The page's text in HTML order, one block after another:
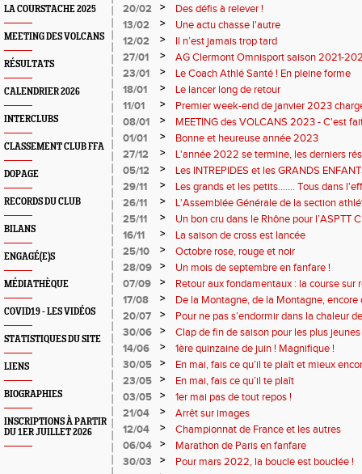
LA COURSTACHE 2025
MEETING DES VOLCANS
RÉSULTATS
CALENDRIER 2026
INTERCLUBS
CLASSEMENT CLUB FFA
DOPAGE
RECORDS DU CLUB
BILANS
ENGAGÉ(E)S
MÉDIATHÈQUE
COVID19 - LES VIDÉOS
STATISTIQUES DU SITE
LIENS
BIOGRAPHIES
INSCRIPTIONS À PARTIR
DU 1ER JUILLET 2026
20/02
>
Des défis à relever !
13/02
>
Une actu chasse l'autre
12/02
>
Il n’est jamais trop tard
27/01
>
AG Clermont Omnisport saison 2021-
23/01
>
Le Coach Athlé Santé ! En pleine forme
18/01
>
Le lancer long de retour
11/01
>
Premier week-end de janvier 2023
08/01
>
MEETING des VOLCANS 2023 - C'est
01/01
>
Bonne et heureuse année 2023
27/12
>
L'année 2022 se termine, les derniers
05/12
>
Les INTREPIDES et les GRANDS
29/11
>
Les grands et les petits....... Tous dans
26/11
>
L'Assemblée Générale de la section
25/11
>
Un bon cru dans le Rhône pour l’ASPTT
16/11
>
La saison de cross est lancée
25/10
>
Octobre rose, rouge et noir
28/09
>
Un mois de septembre en fanfare !
07/09
>
Retour aux fondamentaux : la course sur
17/08
>
De la Montagne, de la Montagne, encore
20/07
>
Pour ne pas s’endormir dans la chaleur
30/06
>
Clap de fin de saison pour les plus jeunes
14/06
>
1ère quinzaine de juin ! Magnifique !
30/05
>
En mai, fais ce qu’il te plaît et mieux
23/05
>
En mai, fais ce qu’il te plaît
03/05
>
1er mai pas de tout repos !
21/04
>
Arrêt sur images
12/04
>
Championnat de France et les autres
06/04
>
Marathon de Paris en fanfare
30/03
>
Pour mars 2022, la boucle est bouclée !